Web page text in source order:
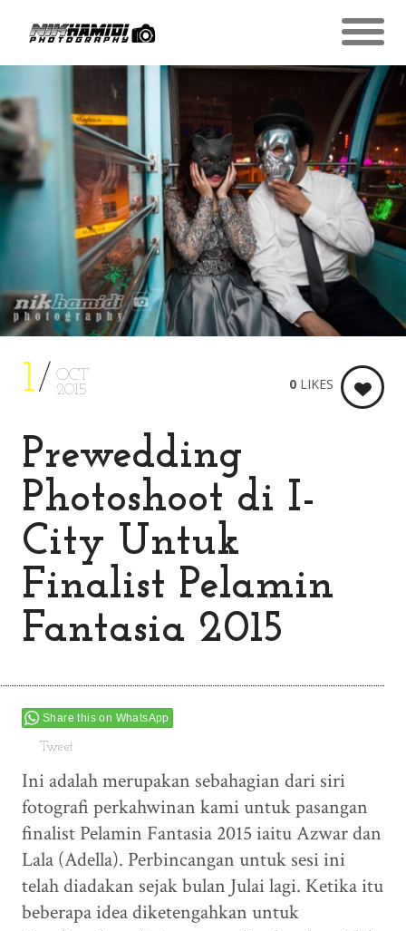
1
OCT
2015
Prewedding
Photoshoot di I-
City Untuk
Finalist Pelamin
Fantasia 2015
0 LIKES
Share this on WhatsApp
Tweet
Ini adalah merupakan sebahagian dari siri
fotografi perkahwinan kami untuk pasangan
finalist Pelamin Fantasia 2015 iaitu Azwar dan
Lala (Adella). Perbincangan untuk sesi ini
telah diadakan sejak bulan Julai lagi. Ketika itu
beberapa idea diketengahkan untuk